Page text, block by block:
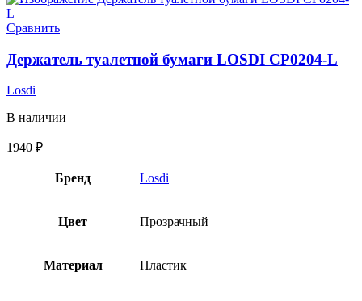
Сравнить
Держатель туалетной бумаги LOSDI CP0204-L
Losdi
В наличии
1940 ₽
Бренд Losdi
Цвет Прозрачный
Материал Пластик